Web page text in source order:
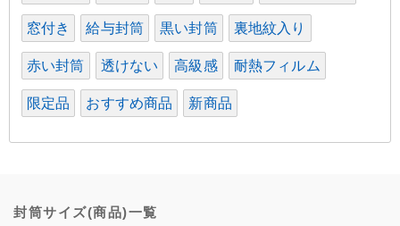
窓付き 給与封筒 黒い封筒 裏地紋入り
赤い封筒 透けない 高級感 耐熱フィルム
限定品 おすすめ商品 新商品
封筒サイズ(商品)一覧